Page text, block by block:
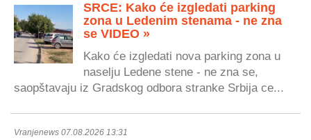
SRCE: Kako će izgledati parking
zona u Ledenim stenama - ne zna
se VIDEO »
Kako će izgledati nova parking zona u
naselju Ledene stene - ne zna se,
saopštavaju iz Gradskog odbora stranke Srbija ce...
Vranjenews 07.08.2026 13:31